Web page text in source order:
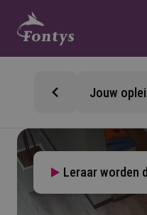
Jouw
Leraar worden